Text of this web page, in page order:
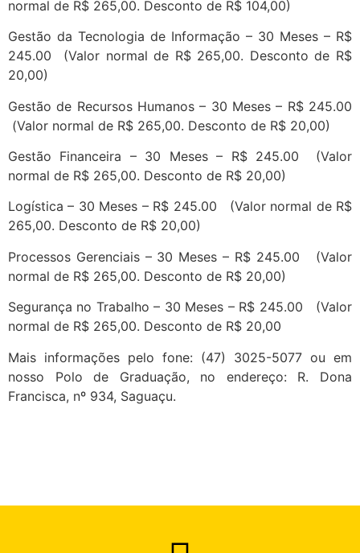
normal de R$ 265,00. Desconto de R$ 104,00)
Gestão da Tecnologia de Informação – 30 Meses – R$
245.00 (Valor normal de R$ 265,00. Desconto de R$
20,00)
Gestão de Recursos Humanos – 30 Meses – R$ 245.00
(Valor normal de R$ 265,00. Desconto de R$ 20,00)
Gestão Financeira – 30 Meses – R$ 245.00 (Valor
normal de R$ 265,00. Desconto de R$ 20,00)
Logística – 30 Meses – R$ 245.00 (Valor normal de R$
265,00. Desconto de R$ 20,00)
Processos Gerenciais – 30 Meses – R$ 245.00 (Valor
normal de R$ 265,00. Desconto de R$ 20,00)
Segurança no Trabalho – 30 Meses – R$ 245.00 (Valor
normal de R$ 265,00. Desconto de R$ 20,00
Mais informações pelo fone: (47) 3025-5077 ou em
nosso Polo de Graduação, no endereço: R. Dona
Francisca, nº 934, Saguaçu.